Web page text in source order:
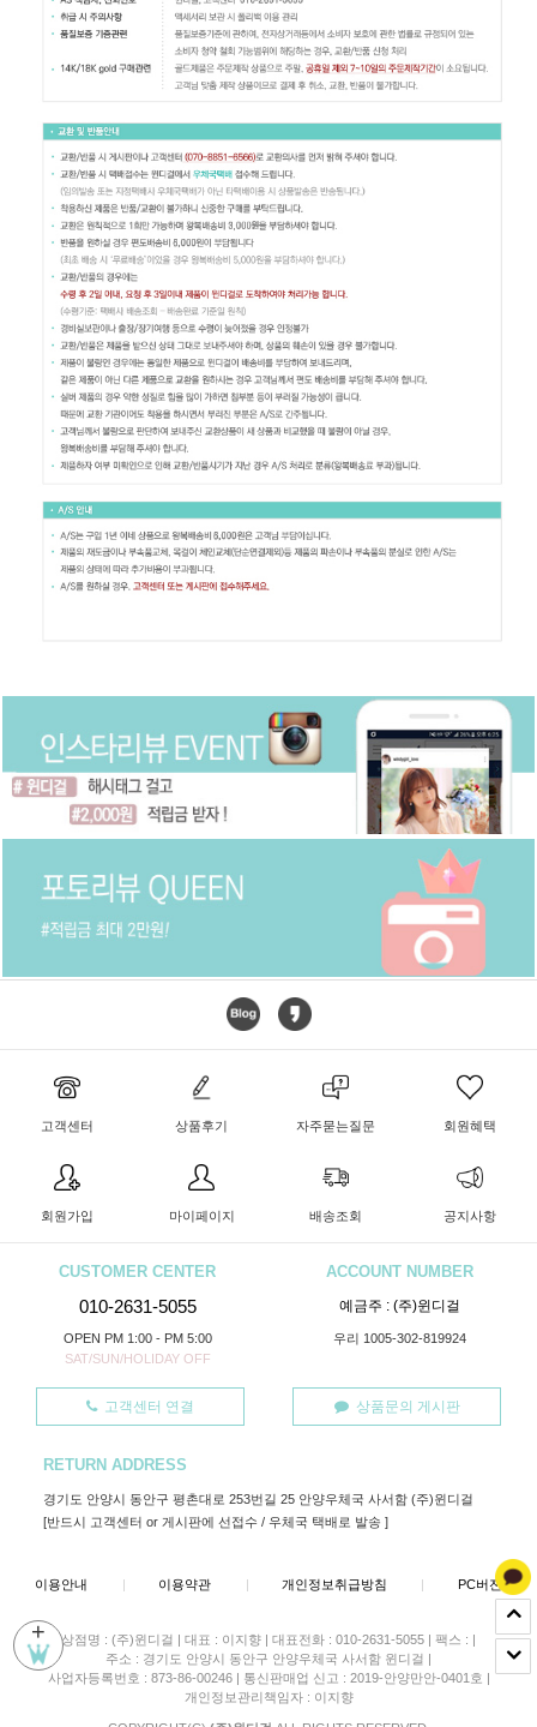
+
고객센터 상품후기 자주묻는질문 회원혜택
회원가입 마이페이지 배송조회 공지사항
CUSTOMER CENTER
010-2631-5055
OPEN PM 1:00 - PM 5:00
SAT/SUN/HOLIDAY OFF
ACCOUNT NUMBER
예금주 : (주)윈디걸
우리 1005-302-819924
고객센터 연결 상품문의 게시판
RETURN ADDRESS
경기도 안양시 동안구 평촌대로 253번길 25 안양우체국 사서함 (주)윈디걸
[반드시 고객센터 or 게시판에 선접수 / 우체국 택배로 발송 ]
이용안내 | 이용약관 | 개인정보취급방침 | PC버젼
상점명 : (주)윈디걸 | 대표 : 이지향 | 대표전화 : 010-2631-5055 | 팩스 : |
주소 : 경기도 안양시 동안구 안양우체국 사서함 윈디걸 |
사업자등록번호 : 873-86-00246 | 통신판매업 신고 : 2019-안양만안-0401호 |
개인정보관리책임자 : 이지향